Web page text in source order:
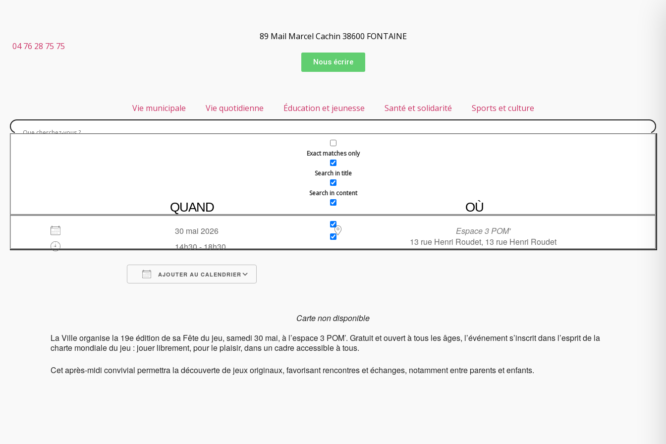
89 Mail Marcel Cachin 38600 FONTAINE
04 76 28 75 75
Nous écrire
Vie municipale Vie quotidienne Éducation et jeunesse Santé et solidarité Sports et culture
Exact matches only
Search in title
Search in content
FETE DU JEU
QUAND
30 mai 2026
14h30 - 18h30
AJOUTER AU CALENDRIER
OÙ
Espace 3 POM'
13 rue Henri Roudet, 13 rue Henri Roudet
Carte non disponible
La Ville organise la 19e édition de sa Fête du jeu, samedi 30 mai, à l’espace 3 POM’. Gratuit et ouvert à tous les âges, l’événement s’inscrit dans l’esprit de la
charte mondiale du jeu : jouer librement, pour le plaisir, dans un cadre accessible à tous.
Cet après-midi convivial permettra la découverte de jeux originaux, favorisant rencontres et échanges, notamment entre parents et enfants.